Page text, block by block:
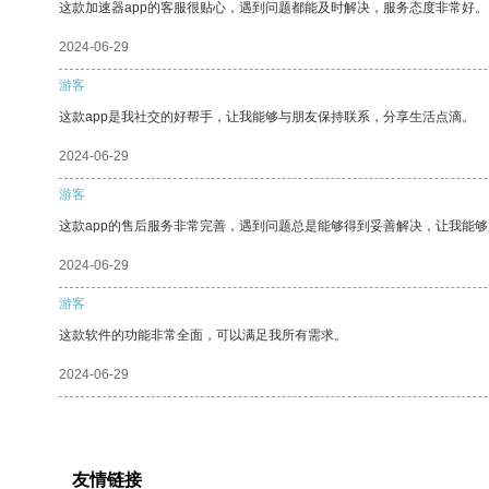
这款加速器app的客服很贴心，遇到问题都能及时解决，服务态度非常好。
2024-06-29
游客
这款app是我社交的好帮手，让我能够与朋友保持联系，分享生活点滴。
2024-06-29
游客
这款app的售后服务非常完善，遇到问题总是能够得到妥善解决，让我能够
2024-06-29
游客
这款软件的功能非常全面，可以满足我所有需求。
2024-06-29
友情链接